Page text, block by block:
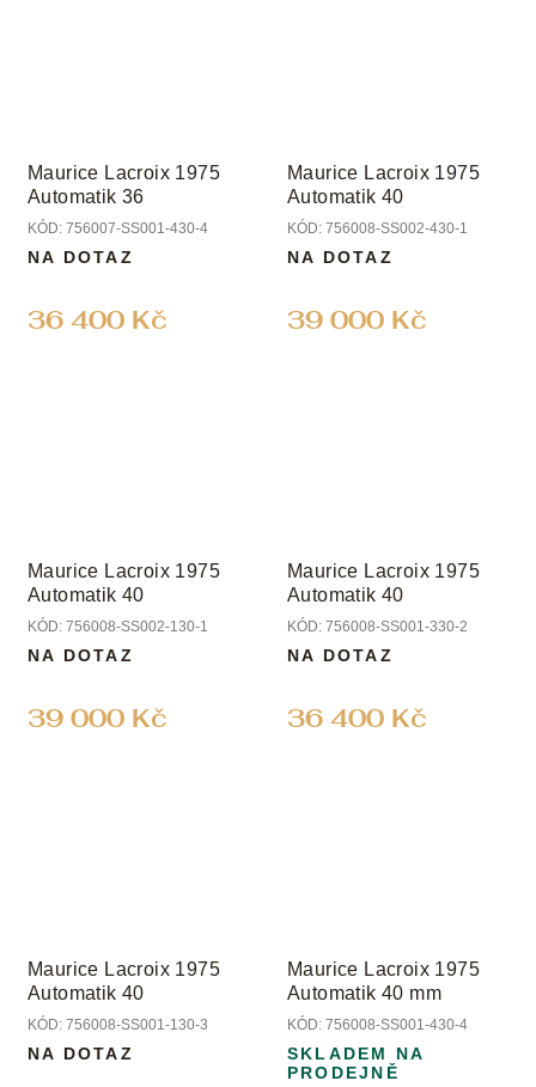
Maurice Lacroix 1975
Automatik 36
KÓD: 756007-SS001-430-4
36 400 Kč
NA DOTAZ
Maurice Lacroix 1975
Automatik 40
KÓD: 756008-SS002-430-1
39 000 Kč
NA DOTAZ
Maurice Lacroix 1975
Automatik 40
KÓD: 756008-SS002-130-1
39 000 Kč
NA DOTAZ
Maurice Lacroix 1975
Automatik 40
KÓD: 756008-SS001-330-2
36 400 Kč
NA DOTAZ
Maurice Lacroix 1975
Automatik 40
KÓD: 756008-SS001-130-3
NA DOTAZ
Maurice Lacroix 1975
Automatik 40 mm
KÓD: 756008-SS001-430-4
SKLADEM NA
PRODEJNĚ